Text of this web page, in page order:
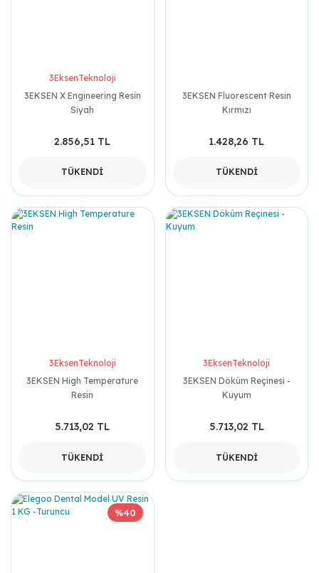
3EksenTeknoloji
3EKSEN X Engineering Resin
Siyah
2.856,51 TL
TÜKENDİ
3EKSEN Fluorescent Resin
Kırmızı
1.428,26 TL
TÜKENDİ
3EksenTeknoloji
3EKSEN High Temperature
Resin
5.713,02 TL
TÜKENDİ
3EksenTeknoloji
3EKSEN Döküm Reçinesi -
Kuyum
5.713,02 TL
TÜKENDİ
%40